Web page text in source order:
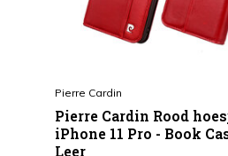
Pierre Cardin
Pierre Cardin Rood
iPhone 11 Pro - Book
Leer